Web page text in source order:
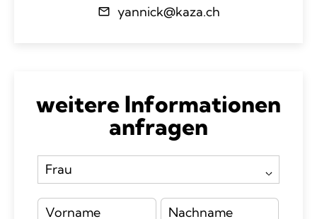
yannick@kaza.ch
weitere Informationen
anfragen